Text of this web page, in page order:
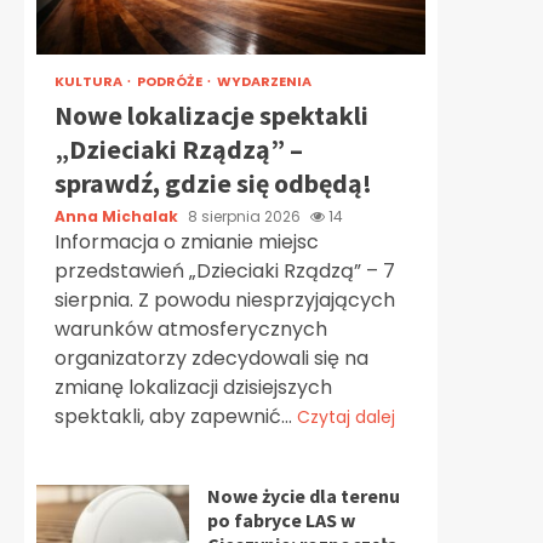
KULTURA PODRÓŻE WYDARZENIA
Nowe lokalizacje spektakli
„Dzieciaki Rządzą” –
sprawdź, gdzie się odbędą!
Anna Michalak 8 sierpnia 2026 14
Informacja o zmianie miejsc
przedstawień „Dzieciaki Rządzą” – 7
sierpnia. Z powodu niesprzyjających
warunków atmosferycznych
organizatorzy zdecydowali się na
zmianę lokalizacji dzisiejszych
spektakli, aby zapewnić... Czytaj dalej
Nowe życie dla terenu
po fabryce LAS w